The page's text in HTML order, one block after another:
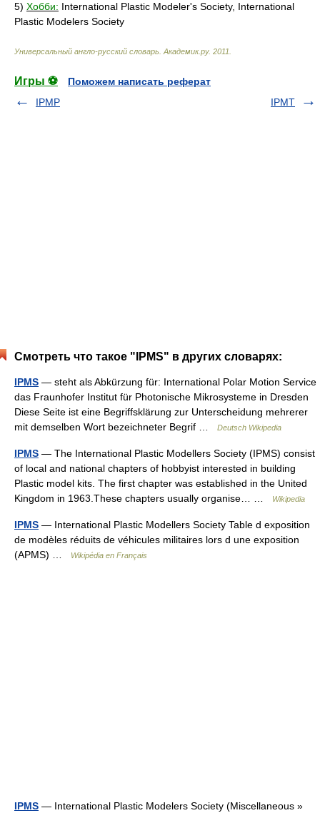
5) Хобби: International Plastic Modeler's Society, International
Plastic Modelers Society
Универсальный англо-русский словарь Академик.ру. 2011
Игры ⚽
Поможем написать реферат
IPMP
IPMT
Смотреть что такое "IPMS" в других словарях:
IPMS — steht als Abkürzung für: International Polar Motion Service
das Fraunhofer Institut für Photonische Mikrosysteme in Dresden
Diese Seite ist eine Begriffsklärung zur Unterscheidung mehrerer
mit demselben Wort bezeichneter Begrif …
Deutsch Wikipedia
IPMS — The International Plastic Modellers Society (IPMS) consist
of local and national chapters of hobbyist interested in building
Plastic model kits. The first chapter was established in the United
Kingdom in 1963.These chapters usually organise… …
Wikipedia
IPMS — International Plastic Modellers Society Table d exposition
de modèles réduits de véhicules militaires lors d une exposition
(APMS) …
Wikipédia en Français
IPMS — International Plastic Modelers Society (Miscellaneous »